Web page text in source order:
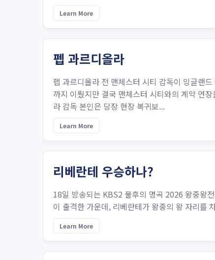
Learn More
펩 과르디올라
펩 과르디올라 전 맨체스터 시티 감독이 잉글랜
까지 이뤘지만 결국 맨체스터 시티와의 계약 연
라 감독 본인은 당장 현장 복귀보...
Learn More
리베란테 우승하나?
18일 방송되는 KBS2 불후의 명곡 2026 왕중왕
이 출격한 가운데, 리베란테가 왕중의 왕 자리를
Learn More